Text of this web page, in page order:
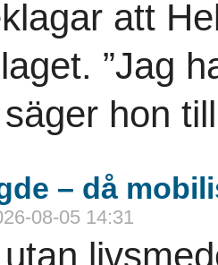
att
”Jag
hon
– då
08-05 14:31